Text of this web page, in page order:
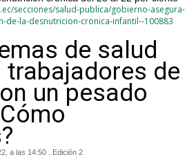
secciones/salud-publica/gobierno-asegura-
de-la-desnutricion-cronica-infantil--100883
de salud
trabajadores de
un pesado
a las 14:50 . Edición 2